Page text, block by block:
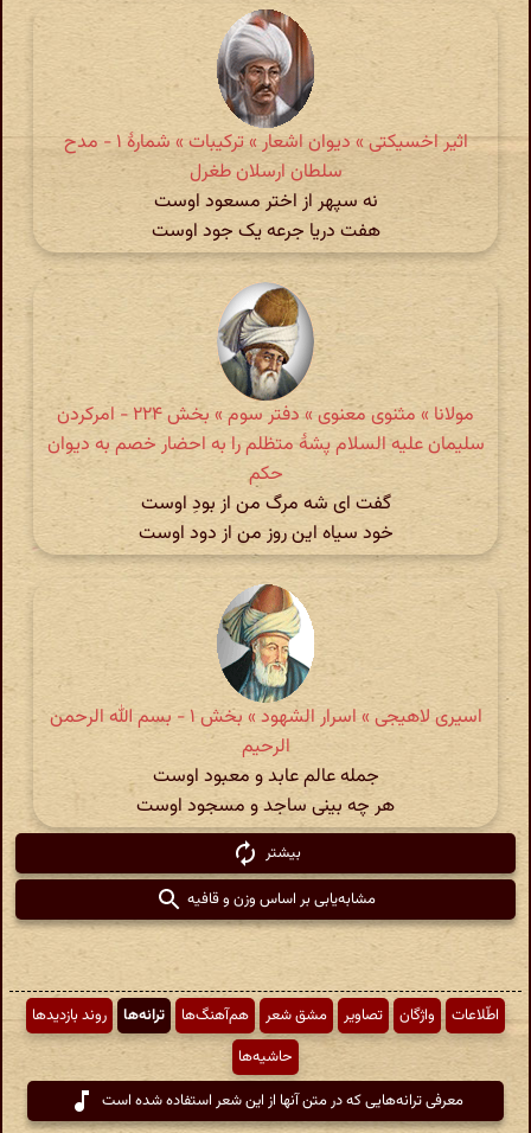
اثیر اخسیکتی » دیوان اشعار » ترکیبات » شمارهٔ ۱ - مدح
سلطان ارسلان طغرل
نه سپهر از اختر مسعود اوست
هفت دریا جرعه یک جود اوست
مولانا » مثنوی معنوی » دفتر سوم » بخش ۲۲۴ - امرکردن
سلیمان علیه السلام پشهٔ متظلم را به احضار خصم به دیوان
حکم
گفت ای شه مرگ من از بودِ اوست
خود سیاه این روز من از دود اوست
اسیری لاهیجی » اسرار الشهود » بخش ۱ - بسم الله الرحمن
الرحیم
جمله عالم عابد و معبود اوست
هر چه بینی ساجد و مسجود اوست
بیشتر
مشابه‌یابی بر اساس وزن و قافیه
اطّلاعات واژگان تصاویر مشق شعر هم‌آهنگ‌ها ترانه‌ها
روند بازدیدها
حاشیه‌ها
معرفی ترانه‌هایی که در متن آنها از این شعر استفاده شده است